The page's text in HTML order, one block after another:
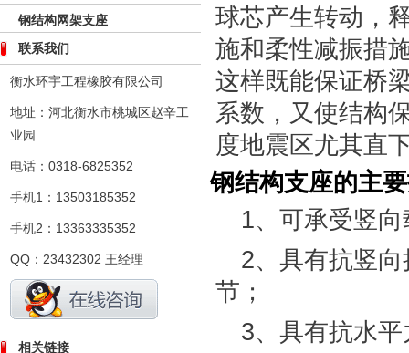
球芯产生转动，
施和柔性减振措
这样既能保证桥
系数，又使结构
度地震区尤其直
钢结构支座的主
1、可承受竖
2、具有抗竖
节；
3、具有抗水
钢结构网架支座
联系我们
衡水环宇工程橡胶有限公司
地址：河北衡水市桃城区赵辛工
业园
电话：0318-6825352
手机1：13503185352
手机2：13363335352
QQ：23432302 王经理
相关链接